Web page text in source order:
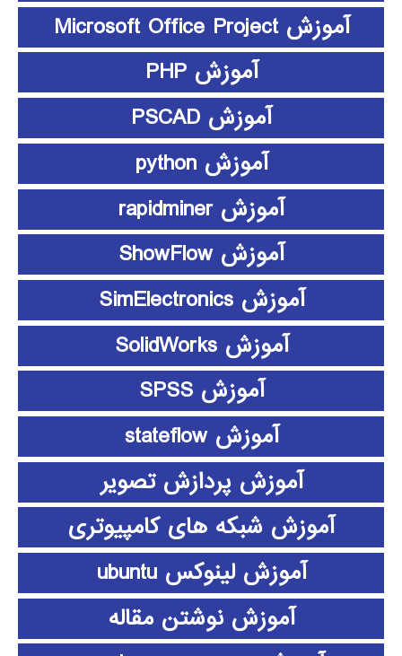
آموزش Microsoft Office Project
آموزش PHP
آموزش PSCAD
آموزش python
آموزش rapidminer
آموزش ShowFlow
آموزش SimElectronics
آموزش SolidWorks
آموزش SPSS
آموزش stateflow
آموزش پردازش تصویر
آموزش شبکه های کامپیوتری
آموزش لینوکس ubuntu
آموزش نوشتن مقاله